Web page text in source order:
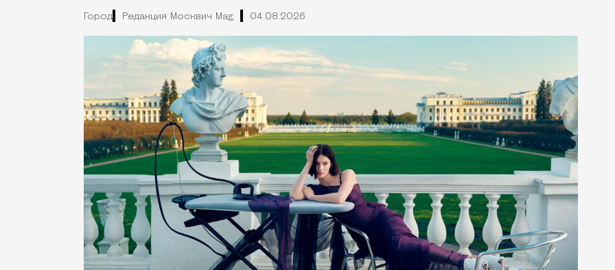
Город Редакция Москвич Mag 04.08.2026